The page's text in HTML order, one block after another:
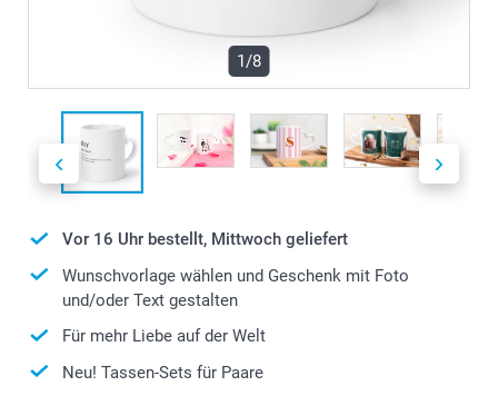
1/8
Vor 16 Uhr bestellt, Mittwoch geliefert
Wunschvorlage wählen und Geschenk mit Foto
und/oder Text gestalten
Für mehr Liebe auf der Welt
Neu! Tassen-Sets für Paare